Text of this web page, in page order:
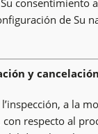
de Su
y
a la
respecto al